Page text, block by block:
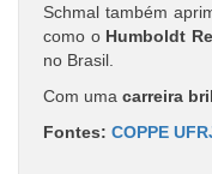
Schmal também
como o Humboldt
no Brasil.
Com uma carreira
Fontes: COPPE